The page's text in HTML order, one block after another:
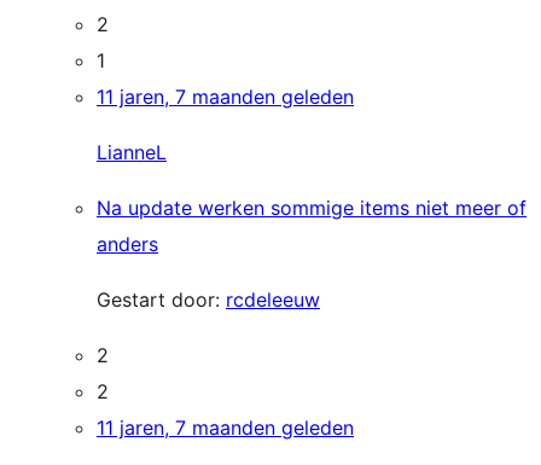
2
1
11 jaren, 7 maanden geleden
LianneL
Na update werken sommige items niet meer of
anders
Gestart door: rcdeleeuw
2
2
11 jaren, 7 maanden geleden